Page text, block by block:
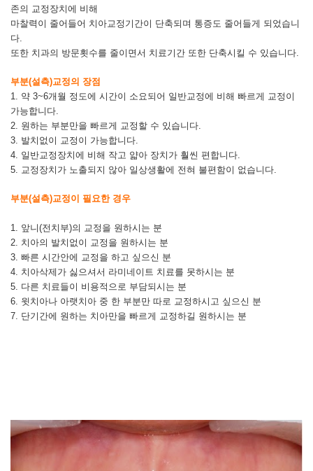
존의 교정장치에 비해
마찰력이 줄어들어 치아교정기간이 단축되며 통증도 줄어들게 되었습니
다.
또한 치과의 방문횟수를 줄이면서 치료기간 또한 단축시킬 수 있습니다.
부분(설측)교정의 장점
1. 약 3~6개월 정도에 시간이 소요되어 일반교정에 비해 빠르게 교정이
가능합니다.
2. 원하는 부분만을 빠르게 교정할 수 있습니다.
3. 발치없이 교정이 가능합니다.
4. 일반교정장치에 비해 작고 얇아 장치가 훨씬 편합니다.
5. 교정장치가 노출되지 않아 일상생활에 전혀 불편함이 없습니다.
부분(설측)교정이 필요한 경우
1. 앞니(전치부)의 교정을 원하시는 분
2. 치아의 발치없이 교정을 원하시는 분
3. 빠른 시간안에 교정을 하고 싶으신 분
4. 치아삭제가 싫으셔서 라미네이트 치료를 못하시는 분
5. 다른 치료들이 비용적으로 부담되시는 분
6. 윗치아나 아랫치아 중 한 부분만 따로 교정하시고 싶으신 분
7. 단기간에 원하는 치아만을 빠르게 교정하길 원하시는 분